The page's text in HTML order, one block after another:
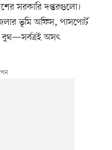
সরকারি দপ্তরগুলো।
ভূমি অফিস, পাসপোর্ট
বুথ—সর্বত্রই অসৎ